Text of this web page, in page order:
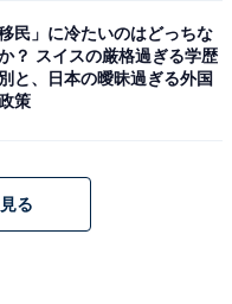
。得意なジャンルはラ
タメ関連。
移民」に冷たいのはどっちな
？ スイスの厳格過ぎる学歴
と、日本の曖昧過ぎる外国
策
る